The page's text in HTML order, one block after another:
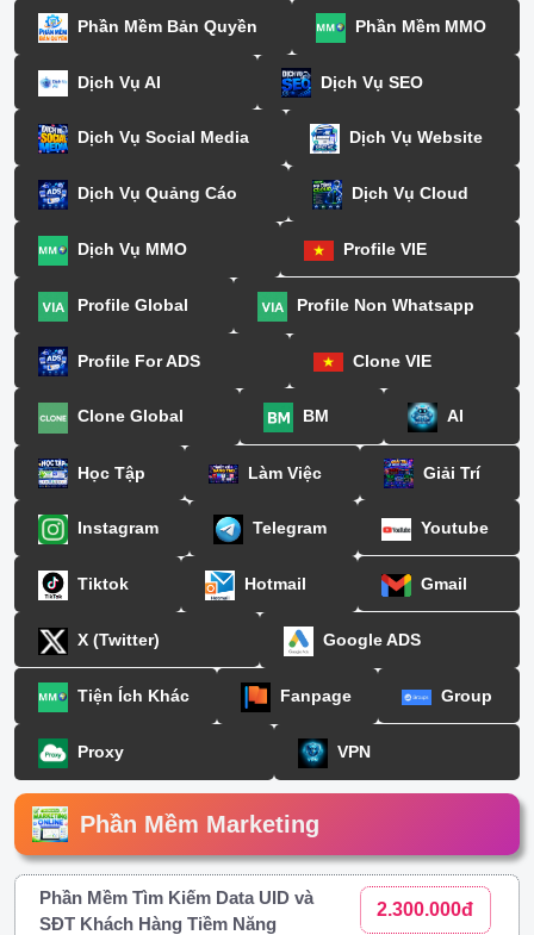
Phần Mềm Bản Quyền Phần Mềm MMO
Dịch Vụ AI Dịch Vụ SEO
Dịch Vụ Social Media Dịch Vụ Website
Dịch Vụ Quảng Cáo Dịch Vụ Cloud
Dịch Vụ MMO Profile VIE
Profile Global Profile Non Whatsapp
Profile For ADS Clone VIE
Clone Global BM AI
Học Tập Làm Việc Giải Trí
Instagram Telegram Youtube
Tiktok Hotmail Gmail
X (Twitter) Google ADS
Tiện Ích Khác Fanpage Group
Proxy VPN
Phần Mềm Marketing
Phần Mềm Tìm Kiếm Data UID và
SĐT Khách Hàng Tiềm Năng
2.300.000đ